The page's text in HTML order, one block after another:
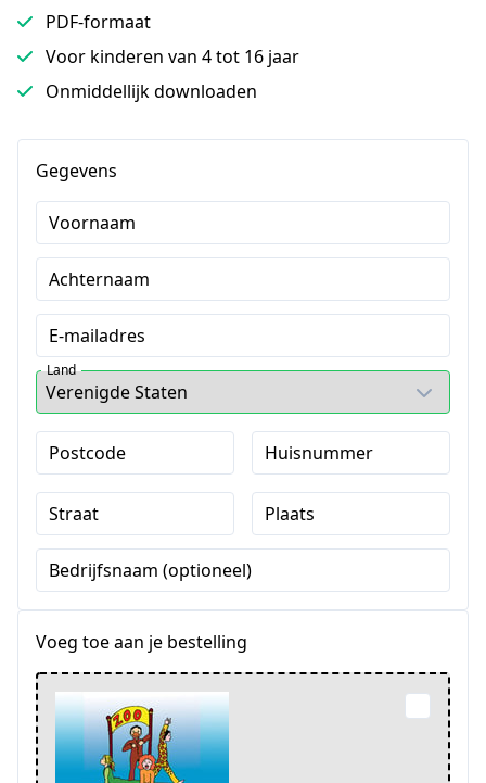
PDF-formaat
Voor kinderen van 4 tot 16 jaar
Onmiddellijk downloaden
Gegevens
Voornaam
Achternaam
E-mailadres
Land
Postcode Huisnummer
Straat Plaats
Bedrijfsnaam (optioneel)
Voeg toe aan je bestelling